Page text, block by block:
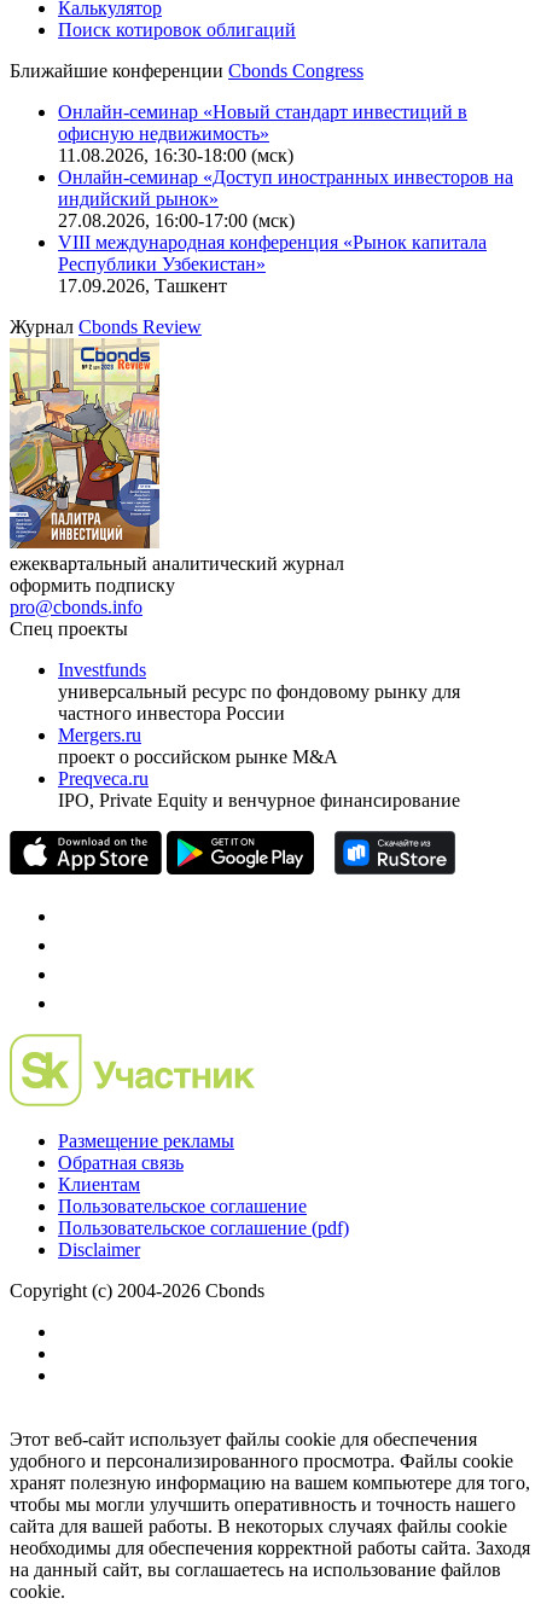
Калькулятор
Поиск котировок облигаций
Ближайшие конференции Cbonds Congress
Онлайн-семинар «Новый стандарт инвестиций в
офисную недвижимость»
11.08.2026, 16:30-18:00 (мск)
Онлайн-семинар «Доступ иностранных инвесторов на
индийский рынок»
27.08.2026, 16:00-17:00 (мск)
VIII международная конференция «Рынок капитала
Республики Узбекистан»
17.09.2026, Ташкент
Журнал Cbonds Review
ежеквартальный аналитический журнал
оформить подписку
pro@cbonds.info
Спец проекты
Investfunds
универсальный ресурс по фондовому рынку для
частного инвестора России
Mergers.ru
проект о российском рынке M&A
Preqveca.ru
IPO, Private Equity и венчурное финансирование
Размещение рекламы
Обратная связь
Клиентам
Пользовательское соглашение
Пользовательское соглашение (pdf)
Disclaimer
Copyright (c) 2004-2026 Cbonds
Этот веб-сайт использует файлы cookie для обеспечения
удобного и персонализированного просмотра. Файлы cookie
хранят полезную информацию на вашем компьютере для того,
чтобы мы могли улучшить оперативность и точность нашего
сайта для вашей работы. В некоторых случаях файлы cookie
необходимы для обеспечения корректной работы сайта. Заходя
на данный сайт, вы соглашаетесь на использование файлов
cookie.